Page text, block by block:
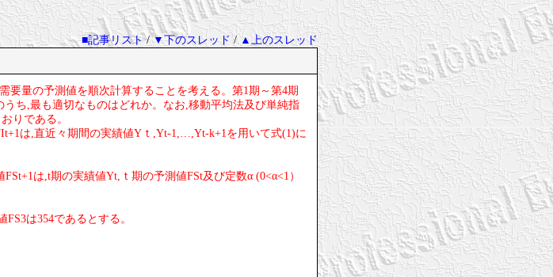
■記事リスト/▼下のスレッド /▲上のスレッド
要量の予測値を順次計算することを考える。第1期～第4期
ち,最も適切なものはどれか。なお,移動平均法及び単純指
りである。
は,直近々期間の実績値Yｔ,Yt-1,…,Yt-k+1を用いて式(1)に
は,t期の実績値Yt,ｔ期の予測値FSt及び定数α (0<α<1）
は354であるとする。